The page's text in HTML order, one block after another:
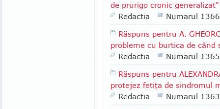
de prurigo cronic generalizat"
Redactia
Numarul 1366
Răspuns pentru A.
probleme cu burtica de când
Redactia
Numarul 1365
Răspuns pentru
protejez fetiţa de sindromul
Redactia
Numarul 1363